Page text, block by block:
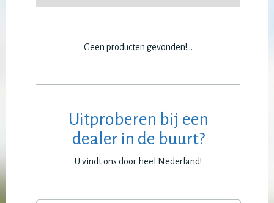
Geen producten gevonden!...
Uitproberen bij een
dealer in de buurt?
U vindt ons door heel Nederland!